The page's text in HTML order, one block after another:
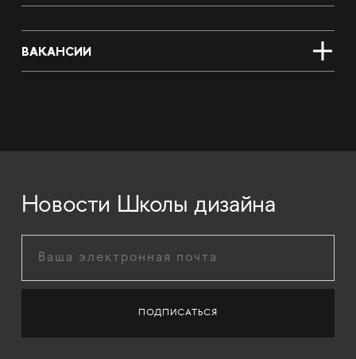
ВАКАНСИИ
Новости Школы дизайна